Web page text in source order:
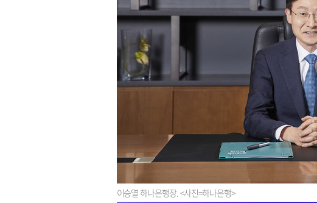
이승열 하나은행장. <사진=하나은행>